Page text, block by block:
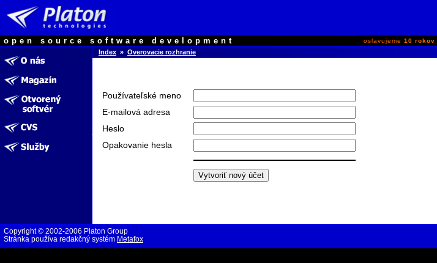
open source software development oslavujeme 10 rokov
Index » Overovacie rozhranie
Používateľské meno
E-mailová adresa
Heslo
Opakovanie hesla
Copyright © 2002-2006 Platon Group
Stránka používa redakčný systém Metafox